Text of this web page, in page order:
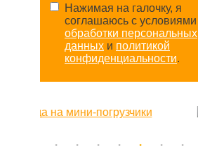
Нажимая на галочку, я
соглашаюсь с условиями
обработки персональных
данных и политикой
конфиденциальности.